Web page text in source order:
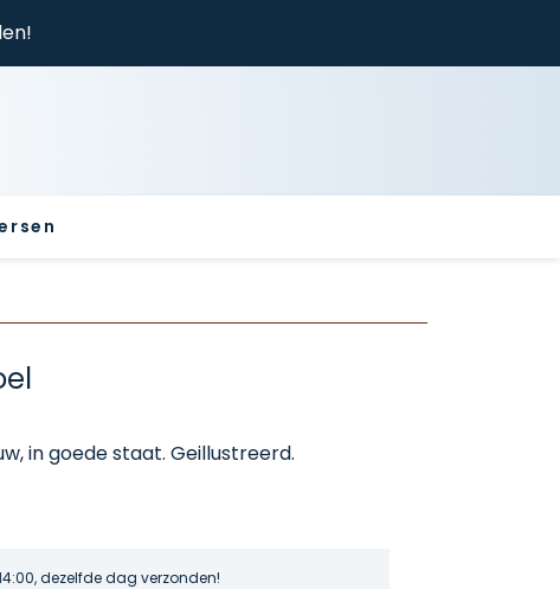
in goede staat. Geillustreerd.
dezelfde dag verzonden!